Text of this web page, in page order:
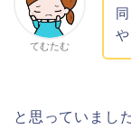
てむたむ
と思っていました